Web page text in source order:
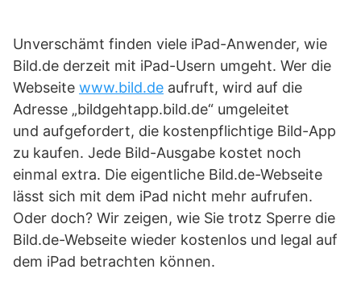
Unverschämt finden viele iPad-Anwender, wie
Bild.de derzeit mit iPad-Usern umgeht. Wer die
Webseite www.bild.de aufruft, wird auf die
Adresse „bildgehtapp.bild.de“ umgeleitet
und aufgefordert, die kostenpflichtige Bild-App
zu kaufen. Jede Bild-Ausgabe kostet noch
einmal extra. Die eigentliche Bild.de-Webseite
lässt sich mit dem iPad nicht mehr aufrufen.
Oder doch? Wir zeigen, wie Sie trotz Sperre die
Bild.de-Webseite wieder kostenlos und legal auf
dem iPad betrachten können.